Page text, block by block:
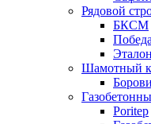
Рядовой
БКСМ
Эталон
Шамотный
Poritep